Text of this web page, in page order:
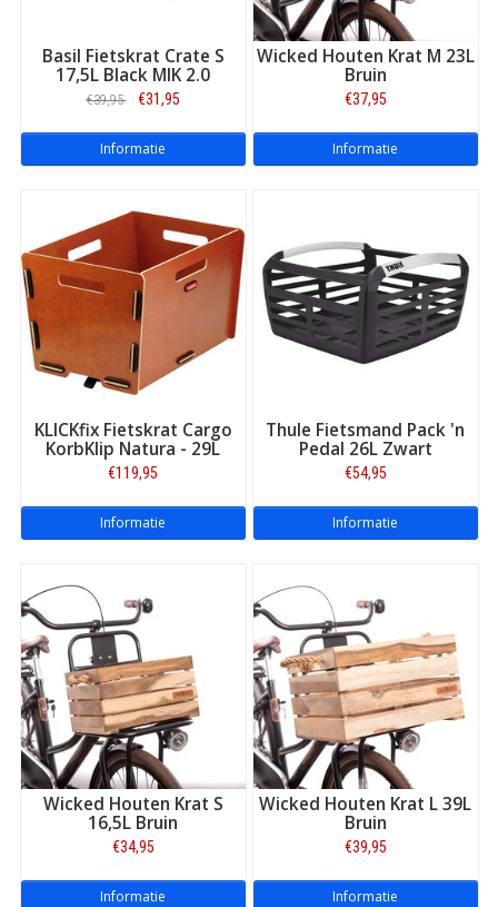
Basil Fietskrat Crate S
17,5L Black MIK 2.0
€39,95 €31,95
Informatie
Wicked Houten Krat M 23L
Bruin
€37,95
Informatie
KLICKfix Fietskrat Cargo
KorbKlip Natura - 29L
€119,95
Informatie
Thule Fietsmand Pack 'n
Pedal 26L Zwart
€54,95
Informatie
Wicked Houten Krat S
16,5L Bruin
€34,95
Informatie
Wicked Houten Krat L 39L
Bruin
€39,95
Informatie